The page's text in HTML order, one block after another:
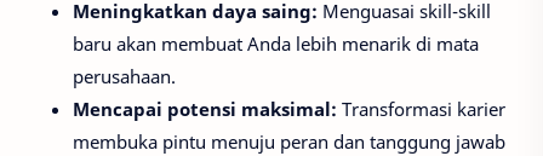
Meningkatkan daya saing: Menguasai skill-skill
baru akan membuat Anda lebih menarik di mata
perusahaan.
Mencapai potensi maksimal: Transformasi karier
membuka pintu menuju peran dan tanggung jawab